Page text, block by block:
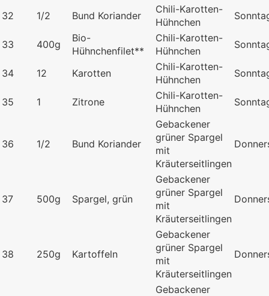
32
1/2 Bund Koriander
Chili-Karotten-
Hühnchen
33 400g
Bio-
Hühnchenfilet**
Chili-Karotten-
Hühnchen
34 12 Karotten
Chili-Karotten-
Hühnchen
35 1 Zitrone
Chili-Karotten-
Hühnchen
36 1/2 Bund Koriander
Gebackener
grüner Spargel
mit
Kräuterseitlingen
37 500g Spargel, grün
Gebackener
grüner Spargel
mit
Kräuterseitlingen
38 250g Kartoffeln
Gebackener
grüner Spargel
mit
Kräuterseitlingen
Gebackener